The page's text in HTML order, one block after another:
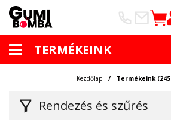
TERMÉKEINK
Rendezés és szűrés
Kezdőlap Termékeink